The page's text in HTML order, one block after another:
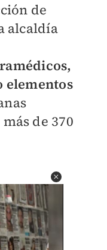
de
alcaldía
elementos
de 370